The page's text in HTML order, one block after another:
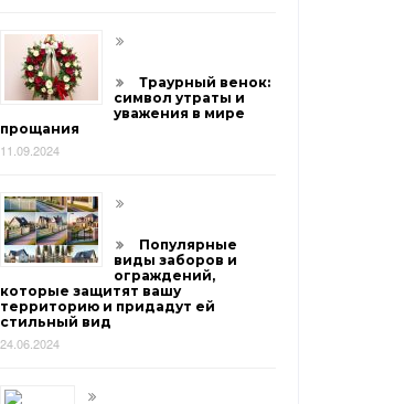
Траурный венок:
символ утраты и
уважения в мире
прощания
11.09.2024
Популярные
виды заборов и
ограждений,
которые защитят вашу
территорию и придадут ей
стильный вид
24.06.2024